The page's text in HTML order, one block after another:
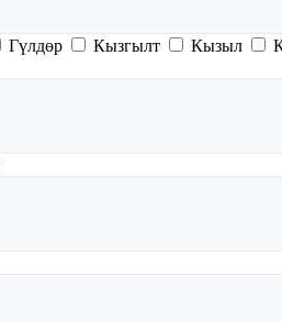
Гүлдөр Кызгылт Кызыл